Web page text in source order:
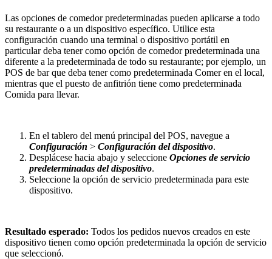
Las opciones de comedor predeterminadas pueden aplicarse a todo
su restaurante o a un dispositivo específico. Utilice esta
configuración cuando una terminal o dispositivo portátil en
particular deba tener como opción de comedor predeterminada una
diferente a la predeterminada de todo su restaurante; por ejemplo, un
POS de bar que deba tener como predeterminada Comer en el local,
mientras que el puesto de anfitrión tiene como predeterminada
Comida para llevar.
En el tablero del menú principal del POS, navegue a
Configuración > Configuración del dispositivo.
Desplácese hacia abajo y seleccione Opciones de servicio
predeterminadas del dispositivo.
Seleccione la opción de servicio predeterminada para este
dispositivo.
Resultado esperado: Todos los pedidos nuevos creados en este
dispositivo tienen como opción predeterminada la opción de servicio
que seleccionó.